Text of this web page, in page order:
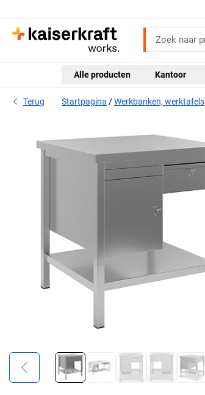
Alle producten Kantoor
Terug Startpagina Werkbanken, werktafels